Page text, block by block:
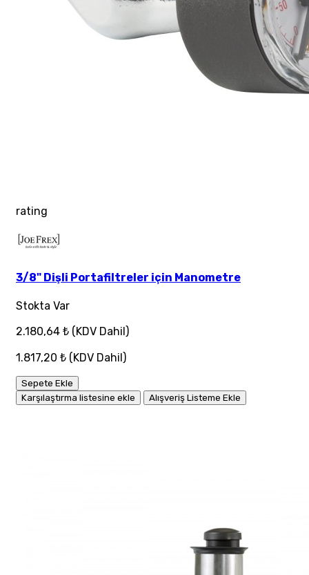
rating
3/8" Dişli Portafiltreler için Manometre
Stokta Var
2.180,64 ₺ (KDV Dahil)
1.817,20 ₺ (KDV Dahil)
Sepete Ekle
Karşılaştırma listesine ekle
Alışveriş Listeme Ekle